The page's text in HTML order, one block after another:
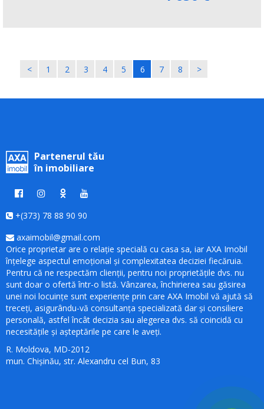
< 1 2 3 4 5 6 7 8 >
Partenerul tău
în imobiliare
+(373) 78 88 90 90
axaimobil@gmail.com
Orice proprietar are o relație specială cu casa sa, iar AXA Imobil
înțelege aspectul emoțional și complexitatea deciziei fiecăruia.
Pentru că ne respectăm clienții, pentru noi proprietățile dvs. nu
sunt doar o ofertă într-o listă. Vânzarea, închirierea sau găsirea
unei noi locuințe sunt experiențe prin care AXA Imobil vă ajută să
treceți, asigurându-vă consultanța specializată dar și consiliere
personală, astfel încât decizia sau alegerea dvs. să coincidă cu
necesitățile și așteptările pe care le aveți.
R. Moldova, MD-2012
mun. Chișinău, str. Alexandru cel Bun, 83